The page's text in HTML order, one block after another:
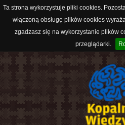
Ta strona wykorzystuje pliki cookies.
włączoną obsługę plików cookies
zgadzasz się na wykorzystanie plików
przeglądarki.